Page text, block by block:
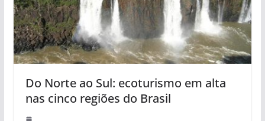
Do Norte ao Sul: ecoturismo em alta
nas cinco regiões do Brasil